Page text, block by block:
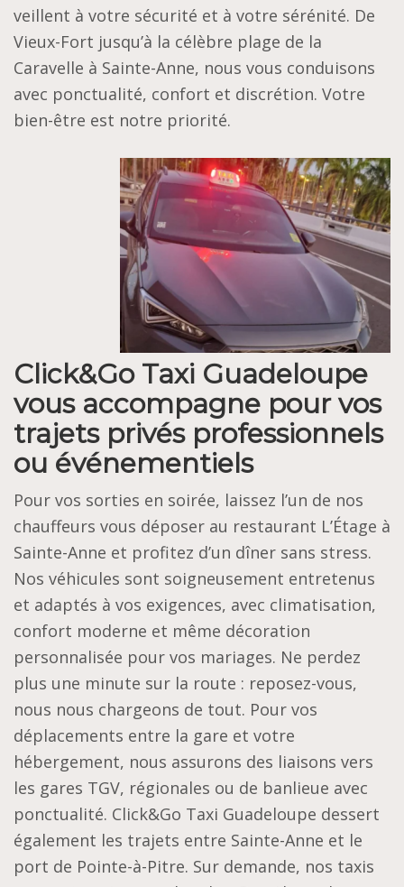
veillent à votre sécurité et à votre sérénité. De
Vieux-Fort jusqu’à la célèbre plage de la
Caravelle à Sainte-Anne, nous vous conduisons
avec ponctualité, confort et discrétion. Votre
bien-être est notre priorité.
Click&Go Taxi Guadeloupe
vous accompagne pour vos
trajets privés professionnels
ou événementiels
Pour vos sorties en soirée, laissez l’un de nos
chauffeurs vous déposer au restaurant L’Étage à
Sainte-Anne et profitez d’un dîner sans stress.
Nos véhicules sont soigneusement entretenus
et adaptés à vos exigences, avec climatisation,
confort moderne et même décoration
personnalisée pour vos mariages. Ne perdez
plus une minute sur la route : reposez-vous,
nous nous chargeons de tout. Pour vos
déplacements entre la gare et votre
hébergement, nous assurons des liaisons vers
les gares TGV, régionales ou de banlieue avec
ponctualité. Click&Go Taxi Guadeloupe dessert
également les trajets entre Sainte-Anne et le
port de Pointe-à-Pitre. Sur demande, nos taxis